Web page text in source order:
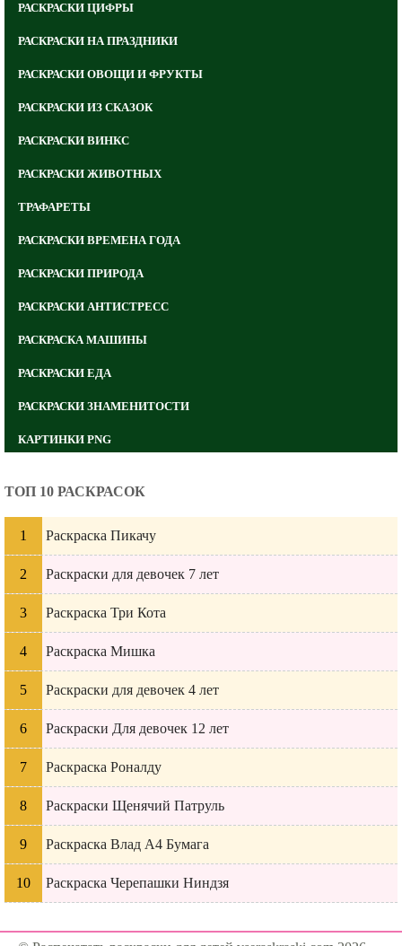
РАСКРАСКИ ЦИФРЫ
РАСКРАСКИ НА ПРАЗДНИКИ
РАСКРАСКИ ОВОЩИ И ФРУКТЫ
РАСКРАСКИ ИЗ СКАЗОК
РАСКРАСКИ ВИНКС
РАСКРАСКИ ЖИВОТНЫХ
ТРАФАРЕТЫ
РАСКРАСКИ ВРЕМЕНА ГОДА
РАСКРАСКИ ПРИРОДА
РАСКРАСКИ АНТИСТРЕСС
РАСКРАСКА МАШИНЫ
РАСКРАСКИ ЕДА
РАСКРАСКИ ЗНАМЕНИТОСТИ
КАРТИНКИ PNG
ТОП 10 РАСКРАСОК
Раскраска Пикачу
Раскраски для девочек 7 лет
Раскраска Три Кота
Раскраска Мишка
Раскраски для девочек 4 лет
Раскраски Для девочек 12 лет
Раскраска Роналду
Раскраски Щенячий Патруль
Раскраска Влад А4 Бумага
Раскраска Черепашки Ниндзя